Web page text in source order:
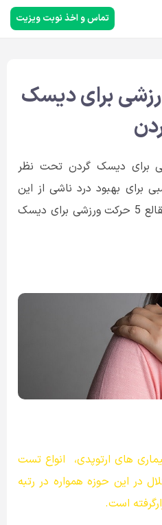
تماس و اخذ نوبت ویزیت
برای دیسک
برای دیسک گردن تحت نظر
برای بهبود درد ناشی از این
عارضه می باشد.ما در این مقالع 5 حرکت ورزشی برای دیسک
های ارتوپدی، انواع تست
در این حوزه همواره در رتبه
است.